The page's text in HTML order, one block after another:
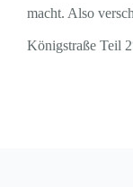
macht. Also
Königstraße Teil